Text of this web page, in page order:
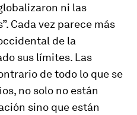
ni las
Cada vez parece más
de la
sus límites. Las
de todo lo que se
no solo no están
sino que están